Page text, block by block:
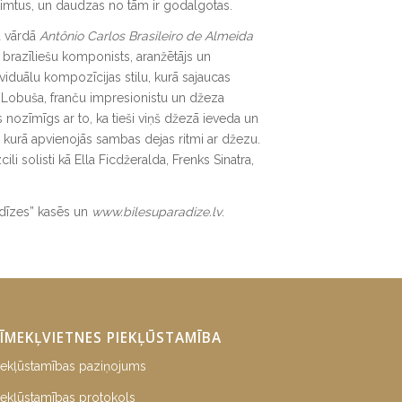
un daudzas no tām ir godalgotas.
vārdā Antônio Carlos Brasileiro de Almeida
komponists, aranžētājs un
kompozīcijas stilu, kurā sajaucas
franču impresionistu un džeza
ar to, ka tieši viņš džezā ieveda un
apvienojās sambas dejas ritmi ar džezu.
solisti kā Ella Ficdžeralda, Frenks Sinatra,
kasēs un www.bilesuparadize.lv.
PIEKĻŪSTAMĪBA
paziņojums
protokols